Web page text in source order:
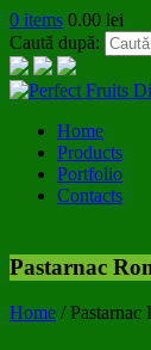
0 items 0.00 lei
Caută după:
Home
Products
Portfolio
Contacts
Pastarnac
Home /Pastarnac